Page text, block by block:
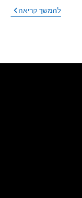
קריאהנסגר